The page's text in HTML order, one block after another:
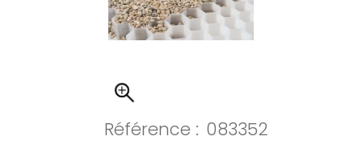
Référence : 083352